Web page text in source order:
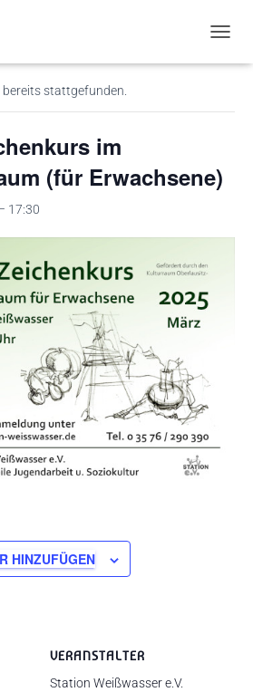
A
G
O
M
stattgefunden.
im
(für Erwachsene)
17:30
HINZUFÜGEN
VERANSTALTER
Station Weißwasser e.V.